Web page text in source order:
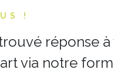
!
réponse
via notre